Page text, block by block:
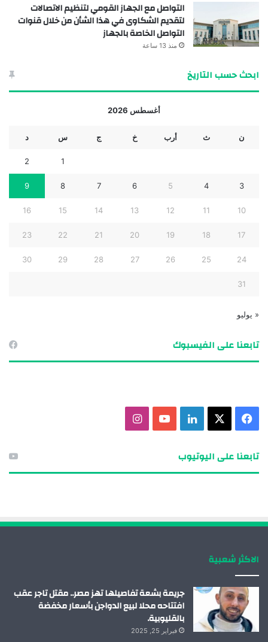
التواصل مع الجهاز القومي لتنظيم الاتصالات
لتقديم الشكاوى في هذا الشأن من خلال قنوات
التواصل الخاصة بالجهاز
منذ 13 ساعة
ابحث حسب التاريخ
أغسطس 2026
ن ث أرب خ ج س د
1
2
3
4
5
6
7
8
9
10
11
12
13
14
15
16
17
18
19
20
21
22
23
24
25
26
27
28
29
30
31
« يوليو
تابعنا على الفيسبوك
تابعنا على اليوتيوب
الاكثر شعبية
جريمة بشعة تفاصيلها تهز مصر.. مقتل تاجر عقب
افتتاحه محلا لبيع الدواجن بأسعار مخفضة
بالقليوبية.
فبراير 25, 2025